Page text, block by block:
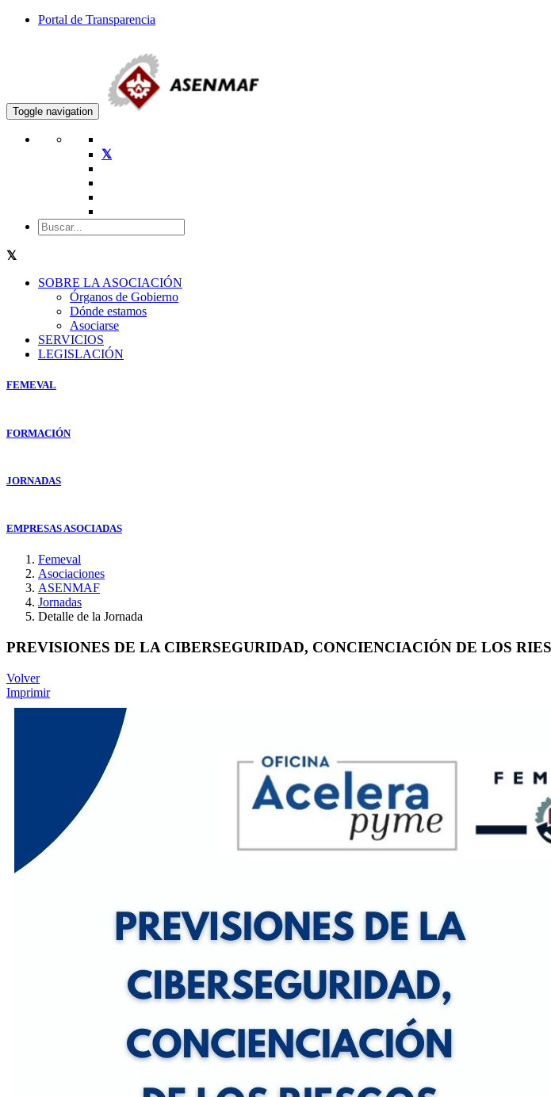
Portal de Transparencia
Toggle navigation
SOBRE LA ASOCIACIÓN
Órganos de Gobierno
Dónde estamos
Asociarse
SERVICIOS
LEGISLACIÓN
FEMEVAL
FORMACIÓN
JORNADAS
EMPRESAS ASOCIADAS
Femeval
Asociaciones
ASENMAF
Jornadas
Detalle de la Jornada
PREVISIONES DE LA CIBERSEGURIDAD, CONCIENCIACIÓN DE LOS
Volver
Imprimir